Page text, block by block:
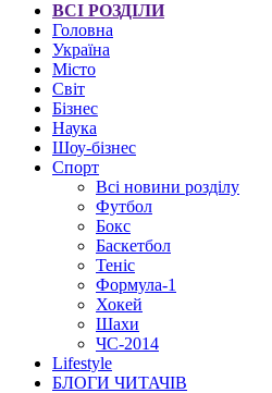
ВСІ РОЗДІЛИ
Головна
Україна
Місто
Світ
Бізнес
Наука
Шоу-бізнес
Спорт
Всі новини розділу
Футбол
Бокс
Баскетбол
Теніс
Формула-1
Хокей
Шахи
ЧС-2014
Lifestyle
БЛОГИ ЧИТАЧІВ